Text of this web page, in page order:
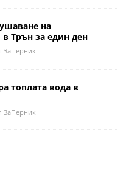
на
Трън за един ден
ЗаПерник
топлата вода в
ЗаПерник